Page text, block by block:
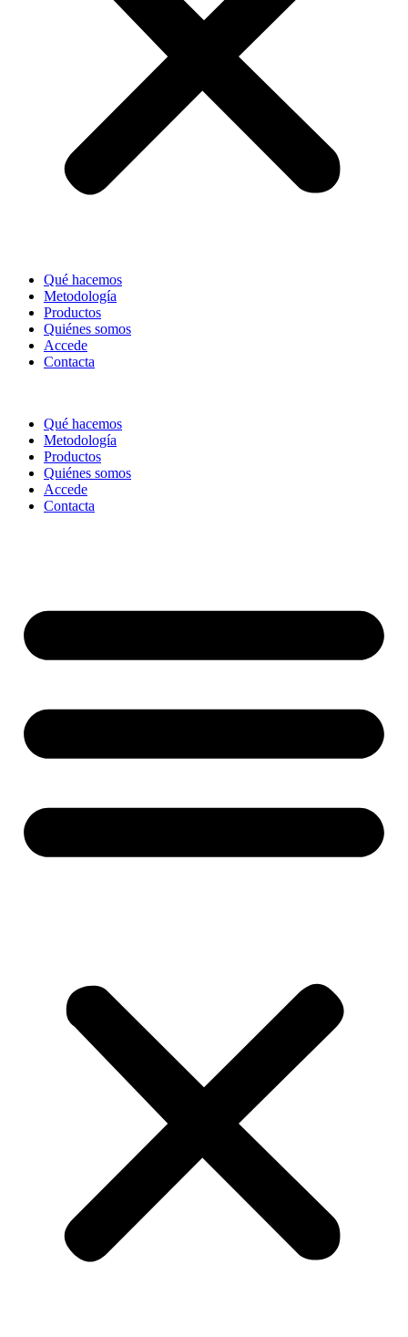
Qué hacemos
Metodología
Productos
Quiénes somos
Accede
Contacta
Qué hacemos
Metodología
Productos
Quiénes somos
Accede
Contacta